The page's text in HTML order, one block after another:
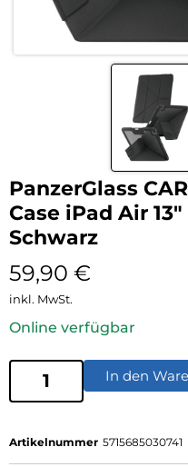
PanzerGlass
Case iPad Air
Schwarz
59,90 €
inkl. MwSt.
Online verfügbar
In den
Artikelnummer 5715685030741